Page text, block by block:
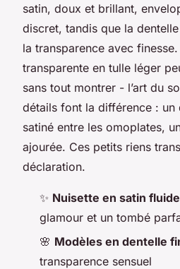
satin, doux et brillant,
discret, tandis que la
la transparence avec
transparente en tulle léger
sans tout montrer - l’art du
détails font la différence :
satiné entre les omoplates,
ajourée. Ces petits riens
déclaration.
✨ Nuisette en satin fluide
glamour et un tombé
🌸 Modèles en dentelle
transparence sensuel